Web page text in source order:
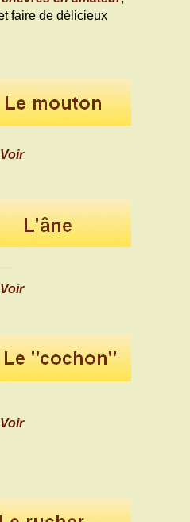
faire de délicieux
Voir
Voir
Voir